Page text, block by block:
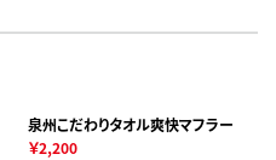
泉州こだわりタオル爽快マフラー
￥2,200